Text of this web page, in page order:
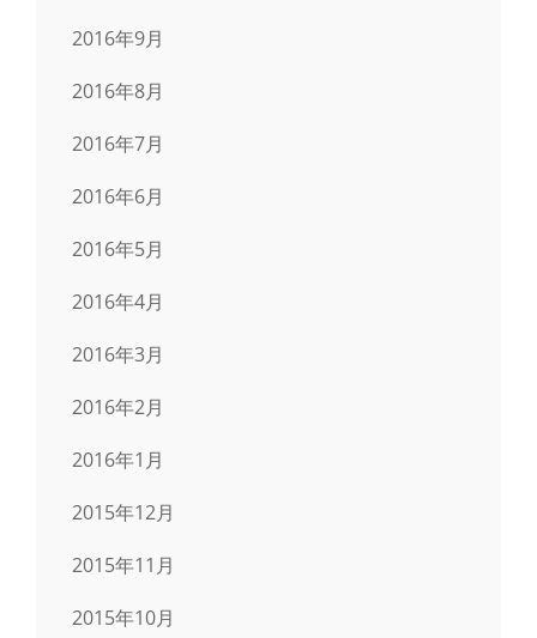
2016年9月
2016年8月
2016年7月
2016年6月
2016年5月
2016年4月
2016年3月
2016年2月
2016年1月
2015年12月
2015年11月
2015年10月